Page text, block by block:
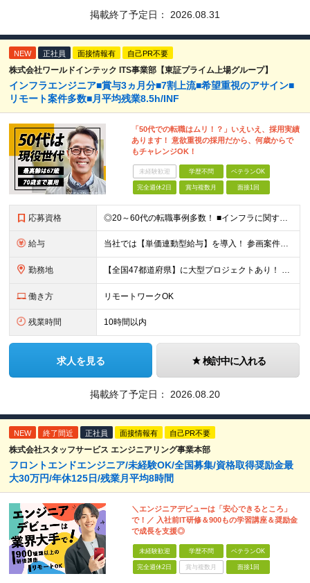
掲載終了予定日： 2026.08.31
NEW 正社員 面接情報有 自己PR不要
株式会社ワールドインテック ITS事業部【東証プライム上場グループ】
インフラエンジニア■賞与3ヵ月分■7割上流■希望重視のアサイン■
リモート案件多数■月平均残業8.5h/INF
「50代での転職はムリ！？」いえいえ、採用実績
あります！ 意欲重視の採用だから、何歳からで
もチャレンジOK！
未経験歓迎 学歴不問 ベテランOK
完全週休2日 賞与複数月 面接1回
応募資格 ◎20～60代の転職事例多数！ ■インフラに関する何らかのご経験 ■学歴不問/転職回数は一切不問！
給与 当社では【単価連動型給与】を導入！ 参画案件の契約単価に連動して給与が決定。 還元率は単価の【70％～80％】と東証プライム上場グループとして高水準です！（社会保険料・教育コスト含む） ■関東：月給
勤務地 【全国47都道府県】に大型プロジェクトあり！ 主要勤務地： 北海道/宮城県/栃木県/埼玉県/千葉県/東京都/神奈川県/愛知県/大阪府/京都府/兵庫県/広島県/福岡県/熊本県 ※勤務エリアは、あなたの
働き方 リモートワークOK
残業時間 10時間以内
求人を見る 検討中に入れる
掲載終了予定日： 2026.08.20
NEW 終了間近 正社員 面接情報有 自己PR不要
株式会社スタッフサービス エンジニアリング事業本部
フロントエンドエンジニア/未経験OK/全国募集/資格取得奨励金最
大30万円/年休125日/残業月平均8時間
＼エンジニアデビューは「安心できるところ」
で！／ 入社前IT研修＆900もの学習講座＆奨励金
で成長を支援◎
未経験歓迎 学歴不問 ベテランOK
完全週休2日 賞与複数月 面接1回